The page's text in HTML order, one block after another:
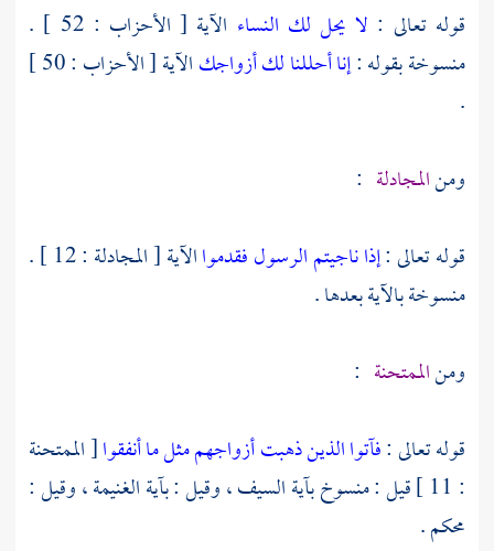
قوله تعالى : لا يحل لك النساء
الآية [ الأحزاب : 52 ] .
منسوخة بقوله :إنا أحللنا لك أزواجك
الآية [ الأحزاب : 50 ]
.
ومنالمجادلة :
قوله تعالى :إذا ناجيتم الرسول فقدموا
الآية [ المجادلة : 12 ] .
منسوخة بالآية بعدها .
ومنالممتحنة :
قوله تعالى :فآتوا الذين ذهبت أزواجهم مثل ما أنفقوا[ الممتحنة
: 11 ] قيل : منسوخ بآية السيف ، وقيل : بآية الغنيمة ، وقيل :
محكم .